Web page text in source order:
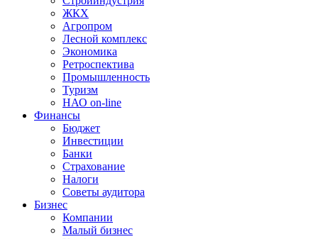
ЖКХ
Агропром
Лесной комплекс
Экономика
Ретроспектива
Промышленность
Туризм
НАО on-line
Финансы
Бюджет
Инвестиции
Банки
Страхование
Налоги
Советы аудитора
Бизнес
Компании
Малый бизнес